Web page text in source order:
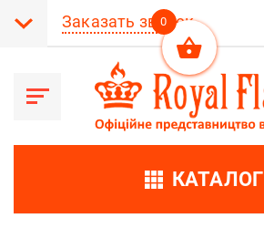
Заказать звонок
КАТАЛОГ
0